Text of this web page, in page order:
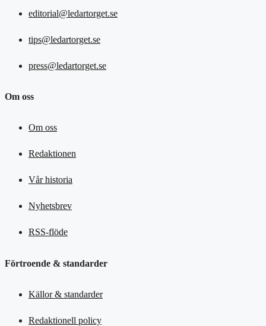
editorial@ledartorget.se
tips@ledartorget.se
press@ledartorget.se
Om oss
Om oss
Redaktionen
Vår historia
Nyhetsbrev
RSS-flöde
Förtroende & standarder
Källor & standarder
Redaktionell policy